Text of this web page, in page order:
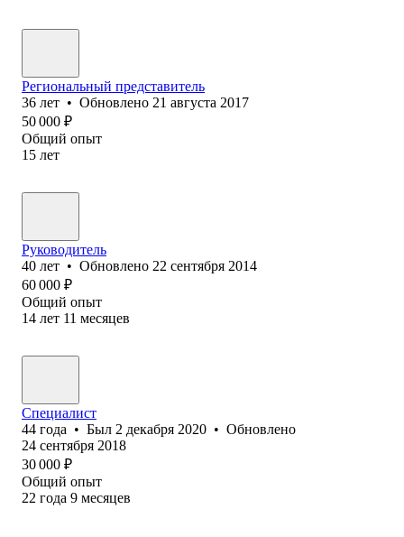
Региональный представитель
36 лет • Обновлено 21 августа 2017
50 000 ₽
Общий опыт
15 лет
Руководитель
40 лет • Обновлено 22 сентября 2014
60 000 ₽
Общий опыт
14 лет 11 месяцев
Специалист
44 года • Был 2 декабря 2020 • Обновлено
24 сентября 2018
30 000 ₽
Общий опыт
22 года 9 месяцев